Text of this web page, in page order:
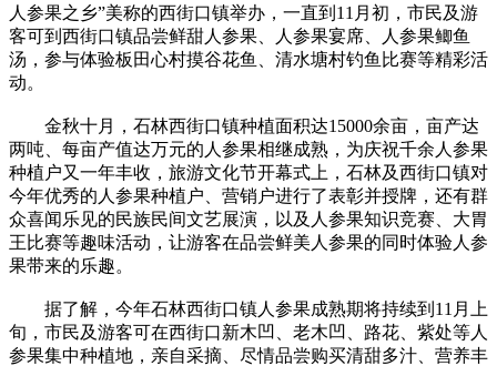
人参果之乡”美称的西街口镇举办，一直到11月初，市民及游
客可到西街口镇品尝鲜甜人参果、人参果宴席、人参果鲫鱼
汤，参与体验板田心村摸谷花鱼、清水塘村钓鱼比赛等精彩活
动。
金秋十月，石林西街口镇种植面积达15000余亩，亩产达
两吨、每亩产值达万元的人参果相继成熟，为庆祝千余人参果
种植户又一年丰收，旅游文化节开幕式上，石林及西街口镇对
今年优秀的人参果种植户、营销户进行了表彰并授牌，还有群
众喜闻乐见的民族民间文艺展演，以及人参果知识竞赛、大胃
王比赛等趣味活动，让游客在品尝鲜美人参果的同时体验人参
果带来的乐趣。
据了解，今年石林西街口镇人参果成熟期将持续到11月上
旬，市民及游客可在西街口新木凹、老木凹、路花、紫处等人
参果集中种植地，亲自采摘、尽情品尝购买清甜多汁、营养丰